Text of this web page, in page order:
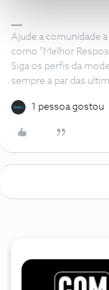
Ajude a comunidade
como "Melhor
Siga os perfis da
sempre a par das
1 pessoa gostou